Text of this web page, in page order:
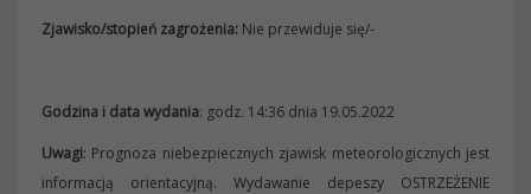
Zjawisko/stopień zagrożenia: Nie przewiduje się/-
Godzina i data wydania: godz. 14:36 dnia 19.05.2022
Uwagi: Prognoza niebezpiecznych zjawisk meteorologicznych jest
informacją orientacyjną. Wydawanie depeszy OSTRZEŻENIE